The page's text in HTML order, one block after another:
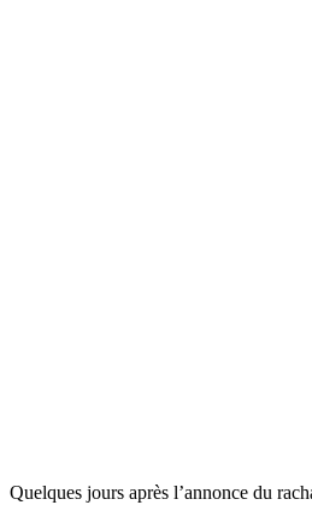
Quelques jours après l’annonce du